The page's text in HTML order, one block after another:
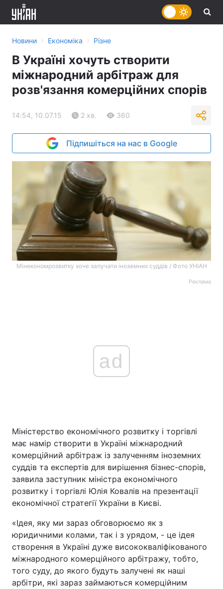
Головна Війна
Економіка Світ
Спорт Наука
Техно і зв'язок Лайт
Новини › Економіка › Різне
В Україні хочуть створити
міжнародний арбітраж для
розв'язання комерційних спорів
14:54, 10.07.15 2 хв. 360
Підпишіться на нас в Google
Мінекономрозвитку хоче залучати іноземних суддів / Фото УНІАН
Реклама
ad
Міністерство економічного розвитку і торгівлі
має намір створити в Україні міжнародний
комерційний арбітраж із залученням іноземних
суддів та експертів для вирішення бізнес-спорів,
заявила заступник міністра економічного
розвитку і торгівлі Юлія Ковалів на презентації
економічної стратегії України в Києві.
«Ідея, яку ми зараз обговорюємо як з
юридичними колами, так і з урядом, - це ідея
створення в Україні дуже висококваліфікованого
міжнародного комерційного арбітражу, тобто,
того суду, до якого будуть залучені як наші
арбітри, які зараз займаються комерційним